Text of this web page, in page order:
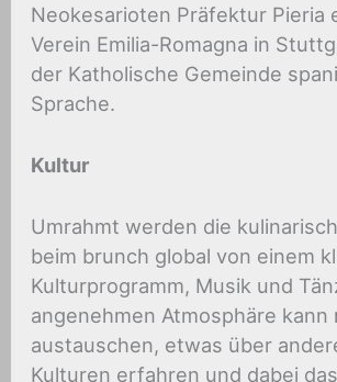
Neokesarioten Präfektur Pieria
Verein Emilia-Romagna in
der Katholische Gemeinde
Sprache.
Kultur
Umrahmt werden die
beim brunch global von einem
Kulturprogramm, Musik und
angenehmen Atmosphäre kann
austauschen, etwas über
Kulturen erfahren und dabei das